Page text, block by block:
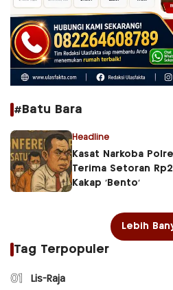
#Batu Bara
Headline
Kasat Narkoba
Terima Setoran
Kakap ‘Bento’
Lebih
Tag Terpopuler
01 Lis-Raja